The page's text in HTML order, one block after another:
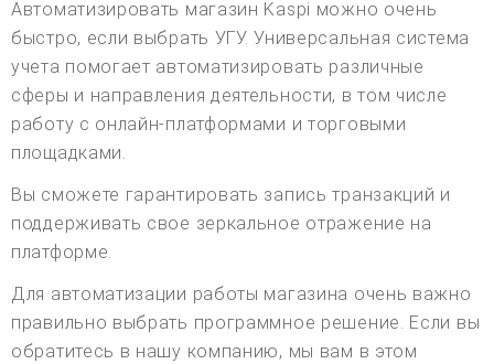
Автоматизировать магазин Kaspi можно очень
быстро, если выбрать УГУ. Универсальная система
учета помогает автоматизировать различные
сферы и направления деятельности, в том числе
работу с онлайн-платформами и торговыми
площадками.
Вы сможете гарантировать запись транзакций и
поддерживать свое зеркальное отражение на
платформе.
Для автоматизации работы магазина очень важно
правильно выбрать программное решение. Если вы
обратитесь в нашу компанию, мы вам в этом